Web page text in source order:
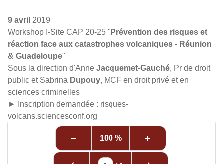
9 avril 2019
Workshop I-Site CAP 20-25 " Prévention des risques et
réaction face aux catastrophes volcaniques - Réunion
& Guadeloupe"
Sous la direction d'Anne Jacquemet-Gauché, Pr de droit
public et Sabrina Dupouy, MCF en droit privé et en
sciences criminelles
► Inscription demandée : risques-
volcans.sciencesconf.org
100 %